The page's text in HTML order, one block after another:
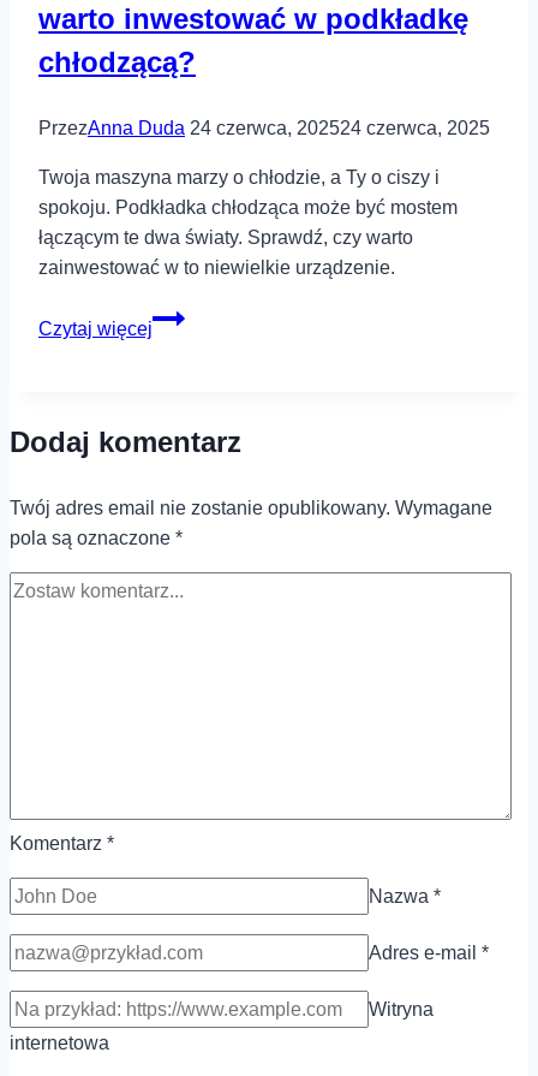
warto inwestować w podkładkę
chłodzącą?
PrzezAnna Duda 24 czerwca, 202524 czerwca, 2025
Twoja maszyna marzy o chłodzie, a Ty o ciszy i
spokoju. Podkładka chłodząca może być mostem
łączącym te dwa światy. Sprawdź, czy warto
zainwestować w to niewielkie urządzenie.
Czytaj więcej
Przegrzewający
czy
inwestować
chłodzącą?
Dodaj komentarz
Twój adres email nie zostanie opublikowany. Wymagane
pola są oznaczone *
Komentarz *
Nazwa *
Adres e-mail *
Witryna
internetowa